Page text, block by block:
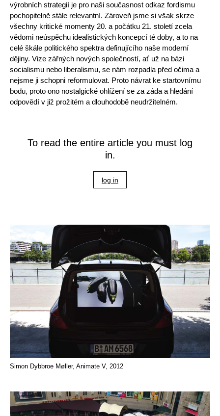
výrobních strategií je pro naši současnost odkaz fordismu
pochopitelně stále relevantní. Zároveň jsme si však skrze
všechny kritické momenty 20. a počátku 21. století zcela
vědomi neúspěchu idealistických koncepcí té doby, a to na
celé škále politického spektra definujícího naše moderní
dějiny. Vize zářných nových společností, ať už na bázi
socialismu nebo liberalismu, se nám rozpadla před očima a
nejsme ji schopni reformulovat. Proto návrat ke startovnímu
bodu, proto ono nostalgické ohlížení se za záda a hledání
odpovědí v již prožitém a dlouhodobě neudržitelném.
To read the entire article you must log
in.
log in
Simon Dybbroe Møller, Animate V, 2012